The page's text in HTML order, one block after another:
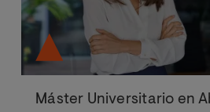
Máster Universitario en